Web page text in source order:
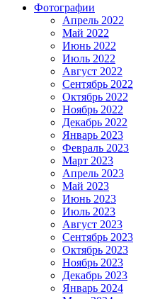
Фотографии
Апрель 2022
Май 2022
Июнь 2022
Июль 2022
Август 2022
Сентябрь 2022
Октябрь 2022
Ноябрь 2022
Декабрь 2022
Январь 2023
Февраль 2023
Март 2023
Апрель 2023
Май 2023
Июнь 2023
Июль 2023
Август 2023
Сентябрь 2023
Октябрь 2023
Ноябрь 2023
Декабрь 2023
Январь 2024